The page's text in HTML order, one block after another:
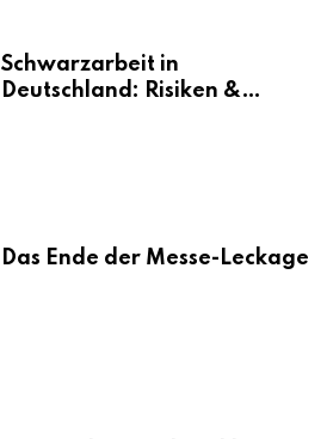
Schwarzarbeit in
Deutschland: Risiken &
Das Ende der Messe-Leckage